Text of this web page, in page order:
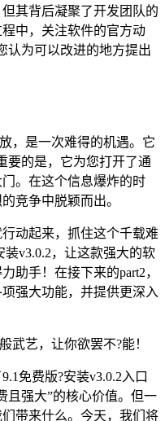
其背后凝聚了开发团队的
中，关注软件的官方动
认为可以改进的地方提出
，是一次难得的机遇。它
要的是，它为您打开了通
。在这个信息爆炸的时
竞争中脱颖而出。
动起来，抓住这个千载难
v3.0.2，让这款强大的软
助手！在接下来的part2，
强大功能，并提供更深入
武艺，让你欲罢不?能！
免费版?安装v3.0.2入口
且强大”的核心价值。但一
带来什么。今天，我们将